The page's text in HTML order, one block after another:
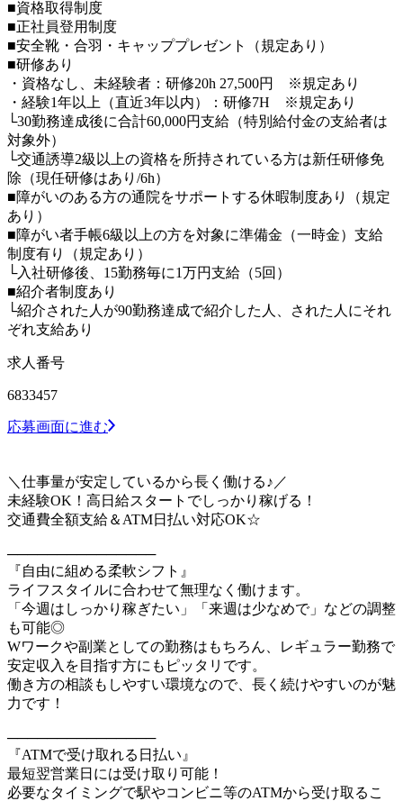
■資格取得制度
■正社員登用制度
■安全靴・合羽・キャッププレゼント（規定あり）
■研修あり
・資格なし、未経験者：研修20h 27,500円 ※規定あり
・経験1年以上（直近3年以内）：研修7H ※規定あり
└30勤務達成後に合計60,000円支給（特別給付金の支給者は
対象外）
└交通誘導2級以上の資格を所持されている方は新任研修免
除（現任研修はあり/6h）
■障がいのある方の通院をサポートする休暇制度あり（規定
あり）
■障がい者手帳6級以上の方を対象に準備金（一時金）支給
制度有り（規定あり）
└入社研修後、15勤務毎に1万円支給（5回）
■紹介者制度あり
└紹介された人が90勤務達成で紹介した人、された人にそれ
ぞれ支給あり
求人番号
6833457
応募画面に進む
＼仕事量が安定しているから長く働ける♪／
未経験OK！高日給スタートでしっかり稼げる！
交通費全額支給＆ATM日払い対応OK☆
───────────────
『自由に組める柔軟シフト』
ライフスタイルに合わせて無理なく働けます。
「今週はしっかり稼ぎたい」「来週は少なめで」などの調整
も可能◎
Wワークや副業としての勤務はもちろん、レギュラー勤務で
安定収入を目指す方にもピッタリです。
働き方の相談もしやすい環境なので、長く続けやすいのが魅
力です！
───────────────
『ATMで受け取れる日払い』
最短翌営業日には受け取り可能！
必要なタイミングで駅やコンビニ等のATMから受け取るこ